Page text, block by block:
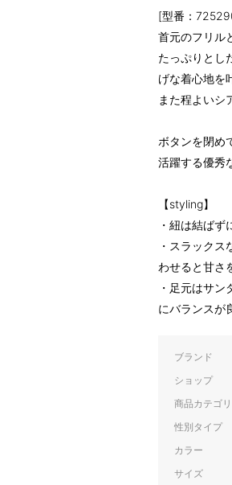
[型番：
首元のフリル
たっぷりとし
げな着心地を
また程よいシ
ボタンを閉め
活躍する優秀
【styling】
・紐は結ば
・スラック
わせると甘さ
・足元はサ
にバランスが
ブランド
ショップ
商品カテゴリ
性別タイプ
カラー
サイズ